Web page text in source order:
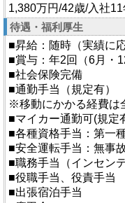
1,380万円/42歳/入社
待遇・福利厚生
■昇給：随時（実績に
■賞与：年2回（6月・
■社会保険完備
■通勤手当（規定有）
※移動にかかる経費は
■マイカー通勤可(規定
■各種資格手当：第一
■安全運転手当：無事
■職務手当（インセンテ
■役職手当、役責手当
■出張宿泊手当